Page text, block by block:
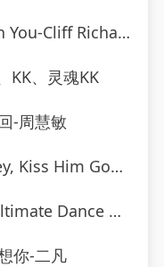
Cliff Richard
KK、灵魂KK
-周慧敏
Players Since Creation
Dance Hits
你-二凡